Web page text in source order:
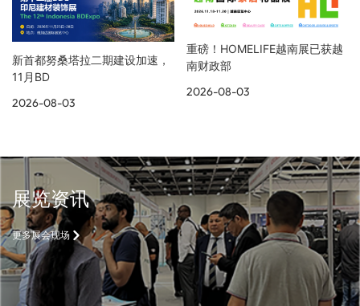
新首都努桑塔拉二期建设加速，
11月BD
2026-08-03
重磅！HOMELIFE越南展已获越
南财政部
2026-08-03
展览资讯
更多展会现场